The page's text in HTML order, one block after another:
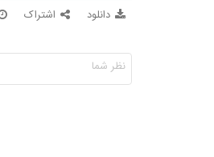
دانلود اشتراک